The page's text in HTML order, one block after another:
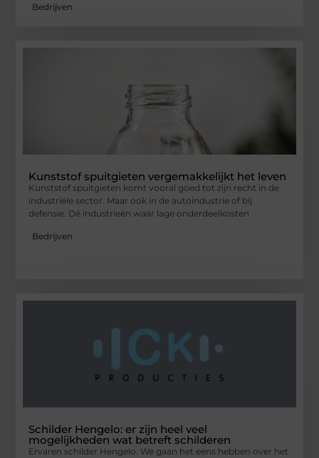
Bedrijven
Kunststof spuitgieten vergemakkelijkt het leven
Kunststof spuitgieten komt vooral goed tot zijn recht in de
industriële sector. Maar ook in de autoindustrie of bij
defensie. Dé industrieën waar lage onderdeelkosten
Bedrijven
Schilder Hengelo: er zijn heel veel
mogelijkheden wat betreft schilderen
Ervaren schilder Hengelo. We gaan het eens hebben over het